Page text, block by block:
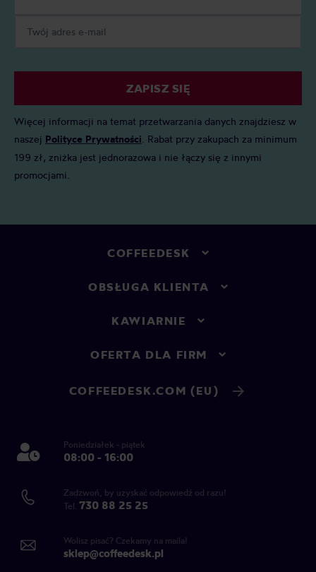
ZAPISZ SIĘ
Więcej informacji na temat przetwarzania danych znajdziesz w
naszej Polityce Prywatności . Rabat przy zakupach za minimum
199 zł, zniżka jest jednorazowa i nie łączy się z innymi
promocjami.
COFFEEDESK
OBSŁUGA KLIENTA
KAWIARNIE
OFERTA DLA FIRM
COFFEEDESK.COM (EU)
Poniedziałek - piątek
08:00 - 16:00
Zadzwoń, by uzyskać odpowiedź od razu!
Tel. 730 88 25 25
Wolisz pisać? Czekamy na maila!
sklep@coffeedesk.pl